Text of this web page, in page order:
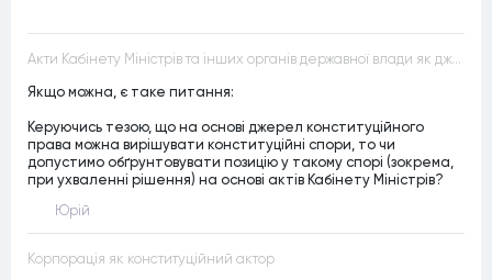
Акти Кабінету Міністрів та інших органів державної влади як джерела конституційного права
Якщо можна, є таке питання:
Керуючись тезою, що на основі джерел конституційного
права можна вирішувати конституційні спори, то чи
допустимо обґрунтовувати позицію у такому спорі (зокрема,
при ухваленні рішення) на основі актів Кабінету Міністрів?
Юрій
Корпорація як конституційний актор